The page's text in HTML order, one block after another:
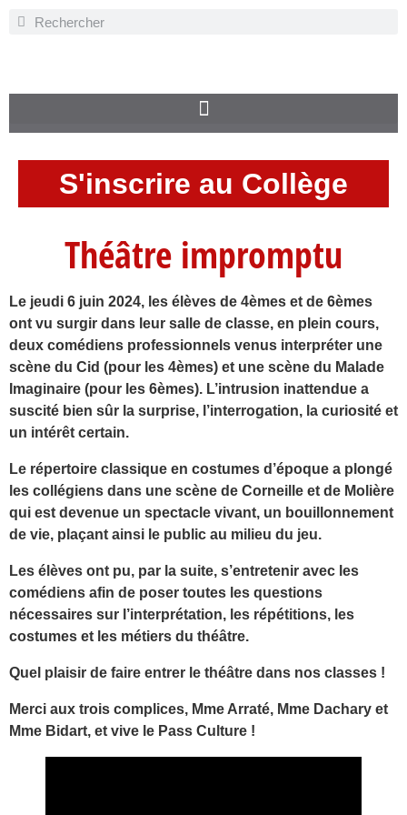
S'inscrire au Collège
Théâtre impromptu
Le jeudi 6 juin 2024, les élèves de 4èmes et de 6èmes
ont vu surgir dans leur salle de classe, en plein cours,
deux comédiens professionnels venus interpréter une
scène du Cid (pour les 4èmes) et une scène du Malade
Imaginaire (pour les 6èmes). L’intrusion inattendue a
suscité bien sûr la surprise, l’interrogation, la curiosité et
un intérêt certain.
Le répertoire classique en costumes d’époque a plongé
les collégiens dans une scène de Corneille et de Molière
qui est devenue un spectacle vivant, un bouillonnement
de vie, plaçant ainsi le public au milieu du jeu.
Les élèves ont pu, par la suite, s’entretenir avec les
comédiens afin de poser toutes les questions
nécessaires sur l’interprétation, les répétitions, les
costumes et les métiers du théâtre.
Quel plaisir de faire entrer le théâtre dans nos classes !
Merci aux trois complices, Mme Arraté, Mme Dachary et
Mme Bidart, et vive le Pass Culture !